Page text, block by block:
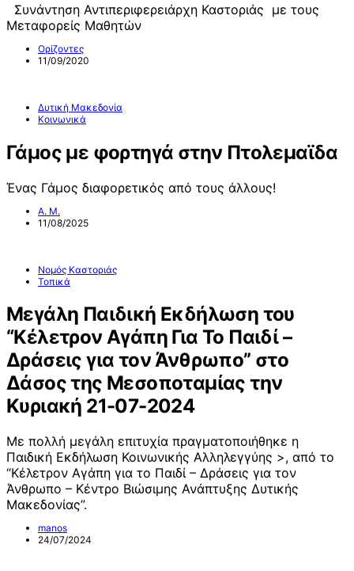
Συνάντηση Αντιπεριφερειάρχη Καστοριάς με τους
Μεταφορείς Μαθητών
Ορίζοντες
11/09/2020
Δυτική Μακεδονία
Κοινωνικά
Γάμος με φορτηγά στην Πτολεμαϊδα
Ένας Γάμος διαφορετικός από τους άλλους!
Α. Μ.
11/08/2025
Νομός Καστοριάς
Τοπικά
Μεγάλη Παιδική Εκδήλωση του
“Κέλετρον Αγάπη Για Το Παιδί –
Δράσεις για τον Άνθρωπο” στο
Δάσος της Μεσοποταμίας την
Κυριακή 21-07-2024
Με πολλή μεγάλη επιτυχία πραγματοποιήθηκε η
Παιδική Εκδήλωση Κοινωνικής Αλληλεγγύης >, από το
“Κέλετρον Αγάπη για το Παιδί – Δράσεις για τον
Άνθρωπο – Κέντρο Βιώσιμης Ανάπτυξης Δυτικής
Μακεδονίας”.
manos
24/07/2024